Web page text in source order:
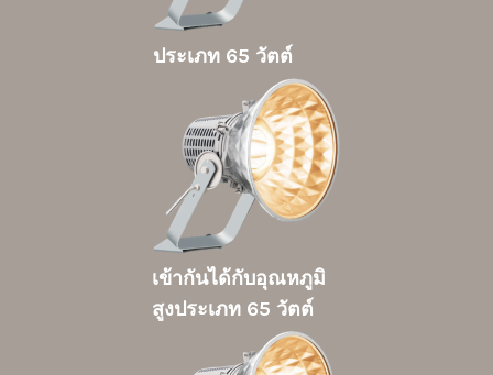
ประเภท 65 วัตต์
เข้ากันได้กับอุณหภูมิ
สูงประเภท 65 วัตต์